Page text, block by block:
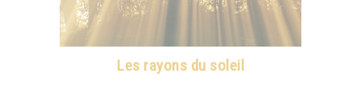
Les rayons du soleil